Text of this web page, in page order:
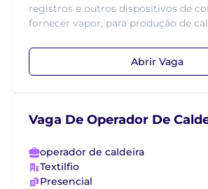
registros e outros dispositivos de
fornecer vapor, para produção de
Abrir Vaga
Vaga De Operador De
operador de caldeira
Textilfio
Presencial